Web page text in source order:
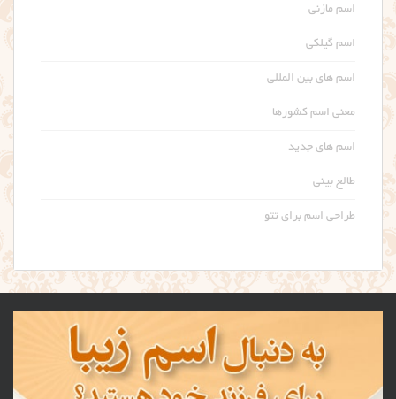
اسم مازنی
اسم گیلکی
اسم های بین المللی
معنی اسم کشورها
اسم های جدید
طالع بینی
طراحی اسم برای تتو